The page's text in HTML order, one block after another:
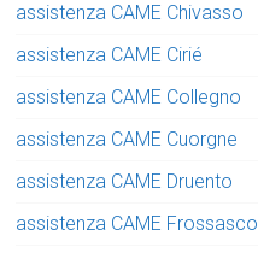
assistenza CAME Chivasso
assistenza CAME Cirié
assistenza CAME Collegno
assistenza CAME Cuorgne
assistenza CAME Druento
assistenza CAME Frossasco